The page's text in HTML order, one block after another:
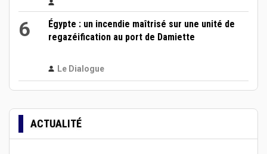
6
Égypte : un incendie maîtrisé sur une unité de
regazéification au port de Damiette
Le Dialogue
ACTUALITÉ